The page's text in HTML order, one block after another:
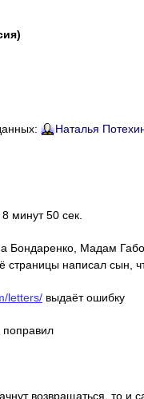
Наталья
минут 50 сек.
Бондаренко, Мадам
страницы написал сын,
letters/ выдаёт ошибку
поправил
возвращаться, то и